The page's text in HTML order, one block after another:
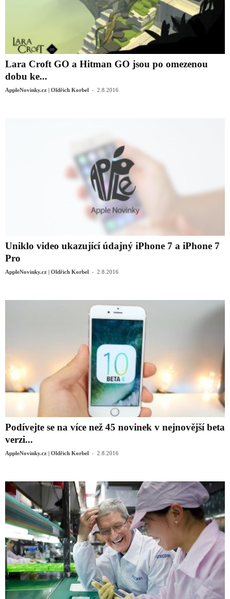
Lara Croft GO a Hitman GO jsou po omezenou
dobu ke...
AppleNovinky.cz | Oldřich Korbel - 2.8.2016
Uniklo video ukazující údajný iPhone 7 a iPhone 7
Pro
AppleNovinky.cz | Oldřich Korbel - 2.8.2016
Podívejte se na více než 45 novinek v nejnovější beta
verzi...
AppleNovinky.cz | Oldřich Korbel - 2.8.2016